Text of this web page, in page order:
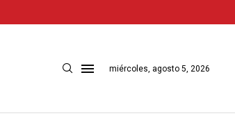
miércoles, agosto 5, 2026